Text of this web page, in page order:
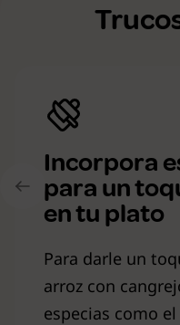
Incorpora
para un
en tu plato
Para darle un
arroz con
especias como